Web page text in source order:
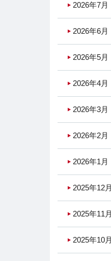
2026年7月
2026年6月
2026年5月
2026年4月
2026年3月
2026年2月
2026年1月
2025年12月
2025年11月
2025年10月